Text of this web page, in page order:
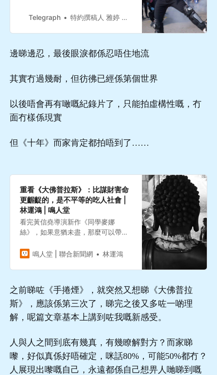
在前一生曾經活過的證明。」
Telegraph 特約撰稿人 雅婷 發自台北2021-11-28
邊睇邊忍，最後眼淚都係忍唔住地流
其實冇過幾耐，但彷彿已經係第個世界
以後唔會再有噉嘅紀錄片了，只能拍虛構性嘅，冇
面冇樣係現實
但《十年》而家肯定都拍唔到了……
重看《大佛普拉斯》：比謀財害命
更齷齪的，是不平等的吃人社會 |
林運鴻 | 鳴人堂
看完黃信堯導演新作《同學麥娜
絲》，如果意猶未盡，那麼可以帶幾
GENTLE香菸，回到受薪勞動者早已
上打開獲獎無數的「前傳」《大佛普
喜劇，無聲控訴這個吃人的階級社
會。
鳴人堂 | 聯合新聞網 林運鴻
之前睇咗《手捲煙》，就突然又想睇《大佛普拉
斯》，應該係第三次了，睇完之後又多咗一啲理
解，呢篇文章基本上講到咗我嘅新感受。
人與人之間到底有幾真，有幾瞭解對方？而家睇
嚟，好似真係好唔確定，咪話80%，可能50%都冇？
人展現出嚟嘅自己，永遠都係自己想畀人哋睇到嘅